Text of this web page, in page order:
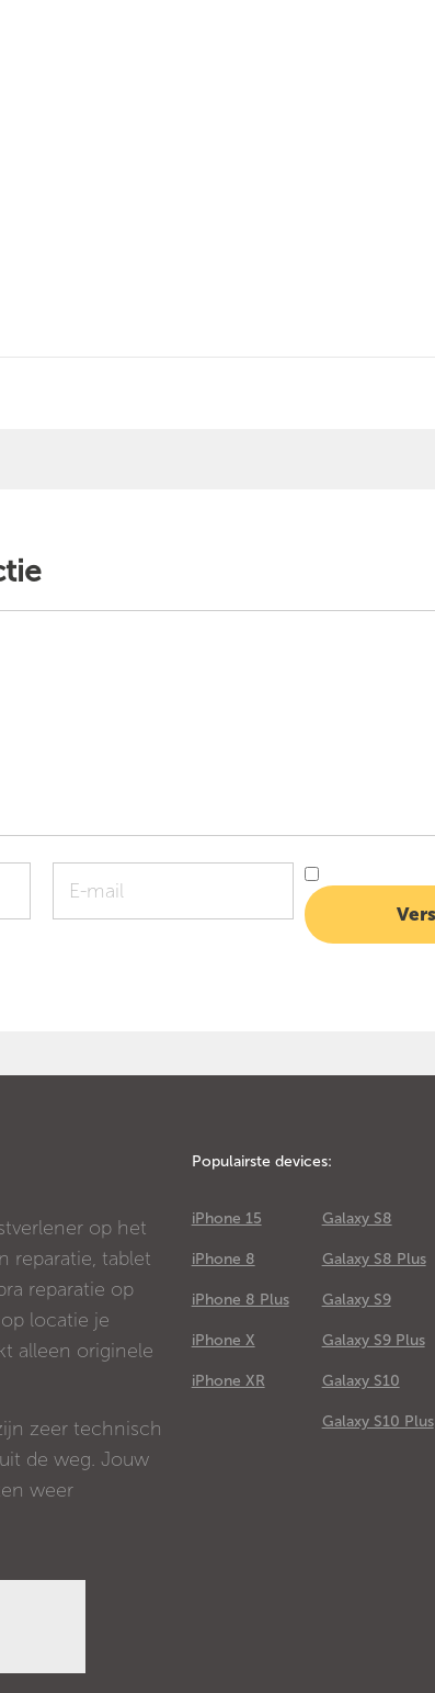
op het
reparatie, tablet
reparatie op
locatie je
alleen originele
zeer technisch
de weg. Jouw
weer
Populairste devices:
iPhone 15
iPhone 8
iPhone 8 Plus
iPhone X
iPhone XR
Galaxy S8
Galaxy S8 Plus
Galaxy S9
Galaxy S9 Plus
Galaxy S10
Galaxy S10 Plus